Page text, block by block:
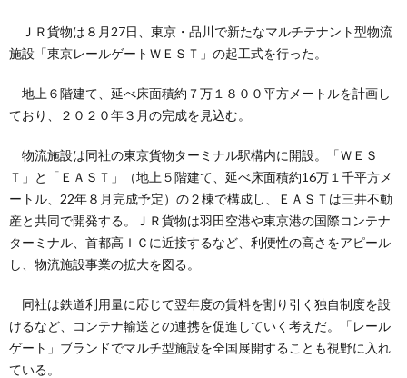
ＪＲ貨物は８月27日、東京・品川で新たなマルチテナント型物流
施設「東京レールゲートＷＥＳＴ」の起工式を行った。
地上６階建て、延べ床面積約７万１８００平方メートルを計画し
ており、２０２０年３月の完成を見込む。
物流施設は同社の東京貨物ターミナル駅構内に開設。「ＷＥＳ
Ｔ」と「ＥＡＳＴ」（地上５階建て、延べ床面積約16万１千平方メ
ートル、22年８月完成予定）の２棟で構成し、ＥＡＳＴは三井不動
産と共同で開発する。ＪＲ貨物は羽田空港や東京港の国際コンテナ
ターミナル、首都高ＩＣに近接するなど、利便性の高さをアピール
し、物流施設事業の拡大を図る。
同社は鉄道利用量に応じて翌年度の賃料を割り引く独自制度を設
けるなど、コンテナ輸送との連携を促進していく考えだ。「レール
ゲート」ブランドでマルチ型施設を全国展開することも視野に入れ
ている。